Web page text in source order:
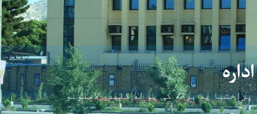
په برخه کې یو له کلیدي لاملونو